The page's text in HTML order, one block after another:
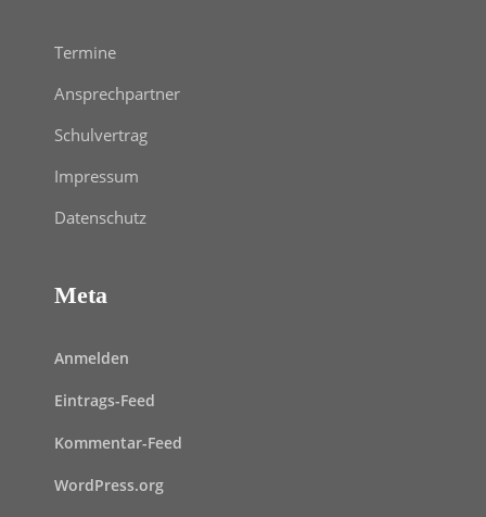
Termine
Ansprechpartner
Schulvertrag
Impressum
Datenschutz
Meta
Anmelden
Eintrags-Feed
Kommentar-Feed
WordPress.org